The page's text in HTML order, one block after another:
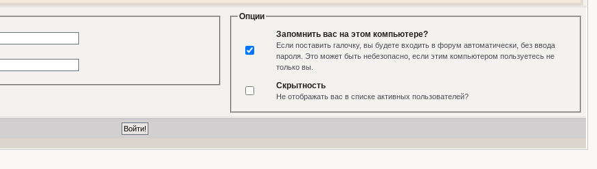
Опции
Запомнить вас на этом компьютере?
Если поставить галочку, вы будете входить в форум автоматически, без ввода
пароля. Это может быть небезопасно, если этим компьютером пользуетесь не
только вы.
Скрытность
Не отображать вас в списке активных пользователей?